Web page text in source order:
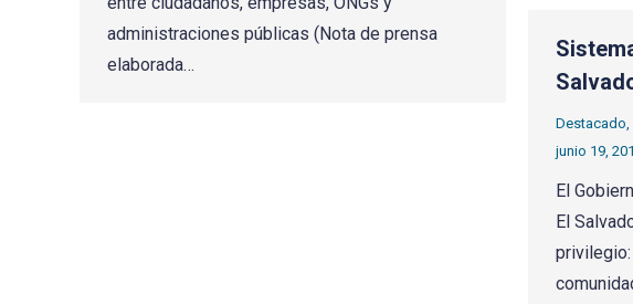
administraciones públicas (Nota de prensa
elaborada…
Destacado,
junio 19,
El
El